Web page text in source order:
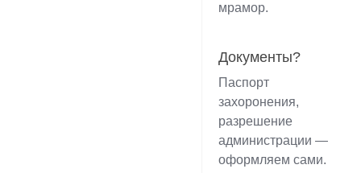
мрамор.
Документы?
Паспорт
захоронения,
разрешение
администрации —
оформляем сами.